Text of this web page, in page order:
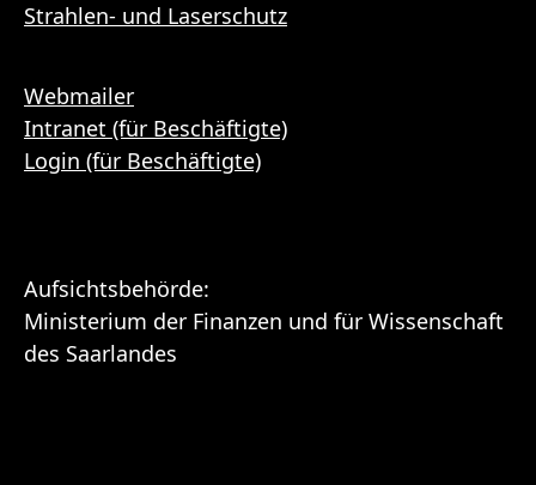
Strahlen- und Laserschutz
Webmailer
Intranet (für Beschäftigte)
Login (für Beschäftigte)
Aufsichtsbehörde:
Ministerium der Finanzen und für Wissenschaft
des Saarlandes